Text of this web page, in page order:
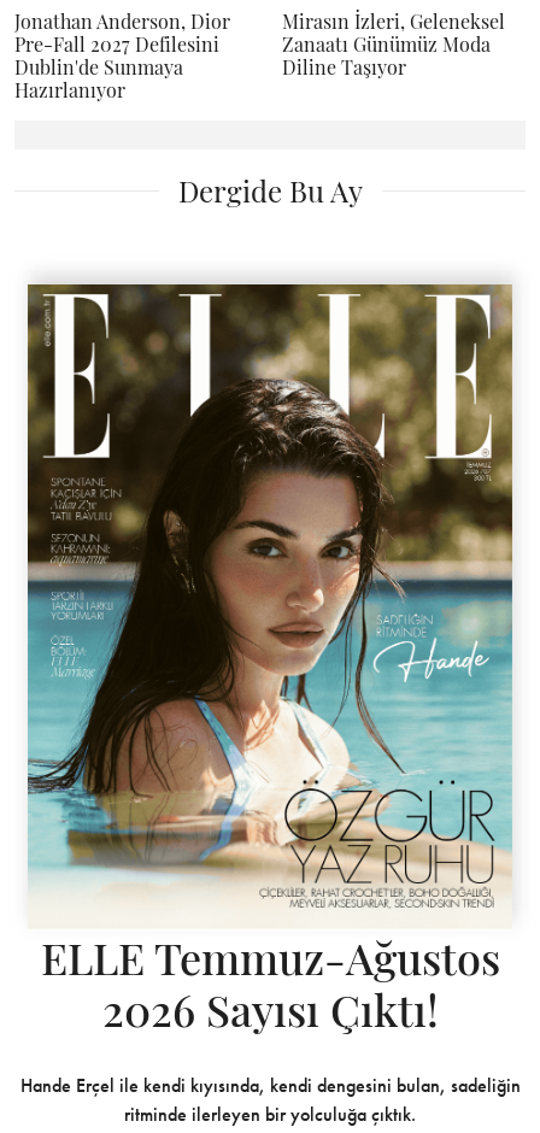
Jonathan Anderson, Dior
Pre-Fall 2027 Defilesini
Dublin'de Sunmaya
Hazırlanıyor
Mirasın İzleri, Geleneksel
Zanaatı Günümüz Moda
Diline Taşıyor
Dergide Bu Ay
ELLE Temmuz-Ağustos
2026 Sayısı Çıktı!
Hande Erçel ile kendi kıyısında, kendi dengesini bulan, sadeliğin
ritminde ilerleyen bir yolculuğa çıktık.